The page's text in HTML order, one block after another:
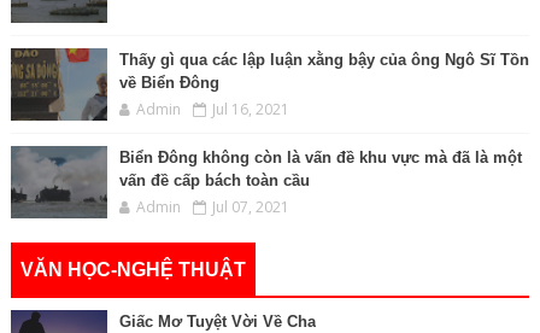
Thấy gì qua các lập luận xằng bậy của ông Ngô Sĩ Tồn
về Biển Đông
Admin Jul 16, 2021
Biển Đông không còn là vấn đề khu vực mà đã là một
vấn đề cấp bách toàn cầu
Admin Jul 07, 2021
VĂN HỌC-NGHỆ THUẬT
Giấc Mơ Tuyệt Vời Về Cha